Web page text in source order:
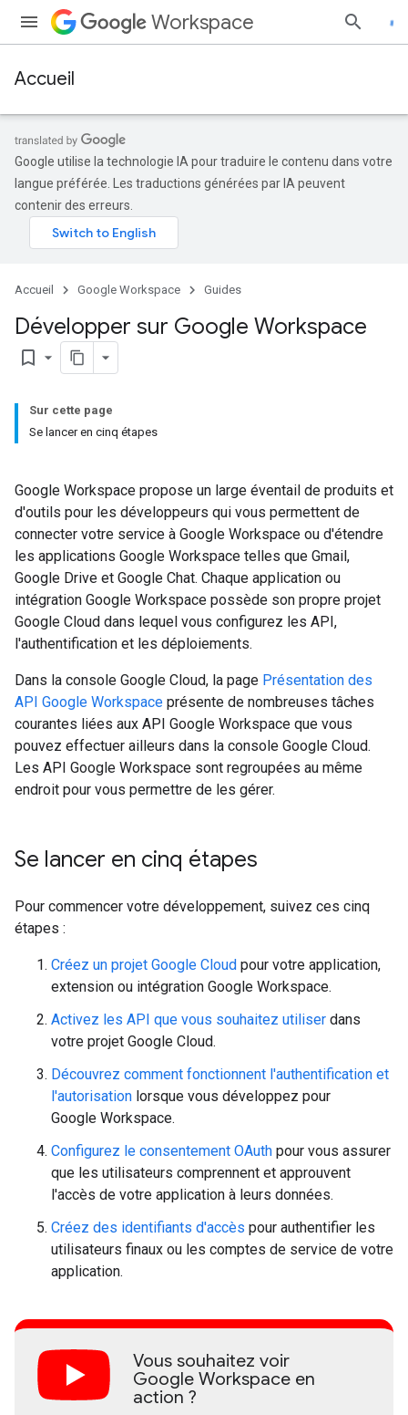
Workspace
Accueil
Google utilise la technologie IA pour traduire le contenu dans votre
langue préférée. Les traductions générées par IA peuvent
contenir des erreurs.
Accueil Google Workspace Guides
Développer sur Google Workspace
bookmark_border
Sur cette page
Se lancer en cinq étapes
Google Workspace propose un large éventail de produits et
d'outils pour les développeurs qui vous permettent de
connecter votre service à Google Workspace ou d'étendre
les applications Google Workspace telles que Gmail,
Google Drive et Google Chat. Chaque application ou
intégration Google Workspace possède son propre projet
Google Cloud dans lequel vous configurez les API,
l'authentification et les déploiements.
Dans la console Google Cloud, la page Présentation des
API Google Workspace présente de nombreuses tâches
courantes liées aux API Google Workspace que vous
pouvez effectuer ailleurs dans la console Google Cloud.
Les API Google Workspace sont regroupées au même
endroit pour vous permettre de les gérer.
Se lancer en cinq étapes
Pour commencer votre développement, suivez ces cinq
étapes :
Créez un projet Google Cloud pour votre application,
extension ou intégration Google Workspace.
Activez les API que vous souhaitez utiliser dans
votre projet Google Cloud.
Découvrez comment fonctionnent l'authentification et
l'autorisation lorsque vous développez pour
Google Workspace.
Configurez le consentement OAuth pour vous assurer
que les utilisateurs comprennent et approuvent
l'accès de votre application à leurs données.
Créez des identifiants d'accès pour authentifier les
utilisateurs finaux ou les comptes de service de votre
application.
Vous souhaitez voir
Google Workspace en
action ?